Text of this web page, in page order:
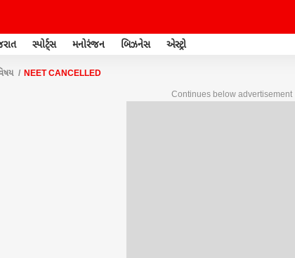
સ્પોર્ટ્સ મનોરંજન બિઝનેસ એસ્ટ્રો
NEET CANCELLED
Continues below advertisement